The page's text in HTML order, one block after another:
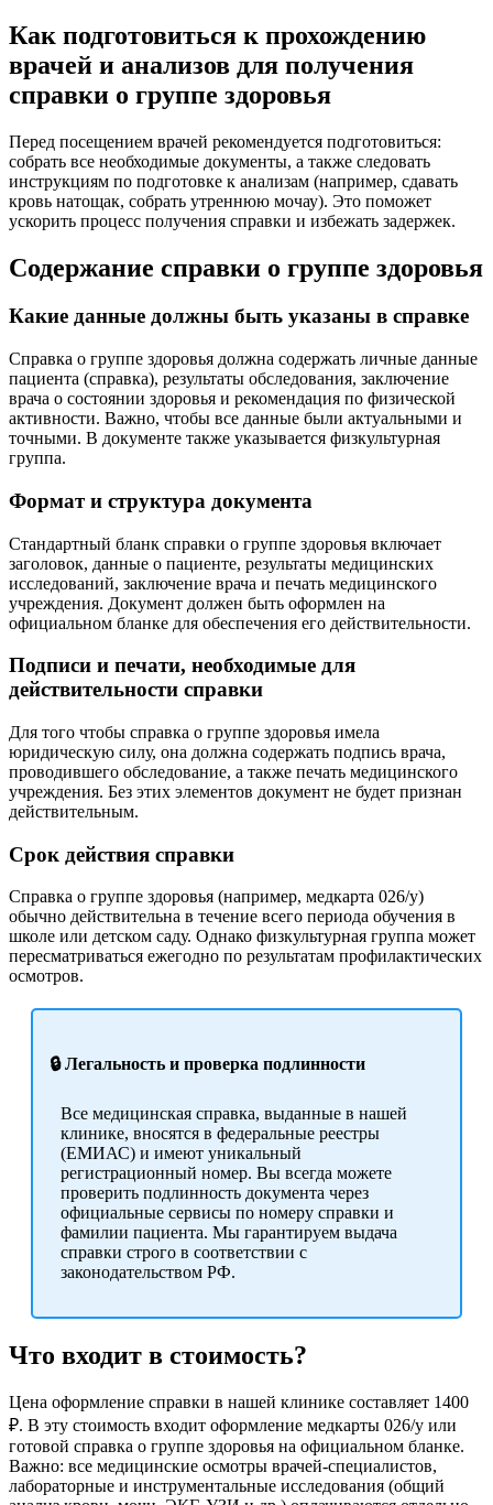
Как подготовиться к прохождению
врачей и анализов для получения
справки о группе здоровья
Перед посещением врачей рекомендуется подготовиться:
собрать все необходимые документы, а также следовать
инструкциям по подготовке к анализам (например, сдавать
кровь натощак, собрать утреннюю мочау). Это поможет
ускорить процесс получения справки и избежать задержек.
Содержание справки о группе здоровья
Какие данные должны быть указаны в справке
Справка о группе здоровья должна содержать личные данные
пациента (справка), результаты обследования, заключение
врача о состоянии здоровья и рекомендация по физической
активности. Важно, чтобы все данные были актуальными и
точными. В документе также указывается физкультурная
группа.
Формат и структура документа
Стандартный бланк справки о группе здоровья включает
заголовок, данные о пациенте, результаты медицинских
исследований, заключение врача и печать медицинского
учреждения. Документ должен быть оформлен на
официальном бланке для обеспечения его действительности.
Подписи и печати, необходимые для
действительности справки
Для того чтобы справка о группе здоровья имела
юридическую силу, она должна содержать подпись врача,
проводившего обследование, а также печать медицинского
учреждения. Без этих элементов документ не будет признан
действительным.
Срок действия справки
Справка о группе здоровья (например, медкарта 026/у)
обычно действительна в течение всего периода обучения в
школе или детском саду. Однако физкультурная группа может
пересматриваться ежегодно по результатам профилактических
осмотров.
🔒 Легальность и проверка подлинности
Все медицинская справка, выданные в нашей
клинике, вносятся в федеральные реестры
(ЕМИАС) и имеют уникальный
регистрационный номер. Вы всегда можете
проверить подлинность документа через
официальные сервисы по номеру справки и
фамилии пациента. Мы гарантируем выдача
справки строго в соответствии с
законодательством РФ.
Что входит в стоимость?
Цена оформление справки в нашей клинике составляет 1400
₽. В эту стоимость входит оформление медкарты 026/у или
готовой справка о группе здоровья на официальном бланке.
Важно: все медицинские осмотры врачей-специалистов,
лабораторные и инструментальные исследования (общий